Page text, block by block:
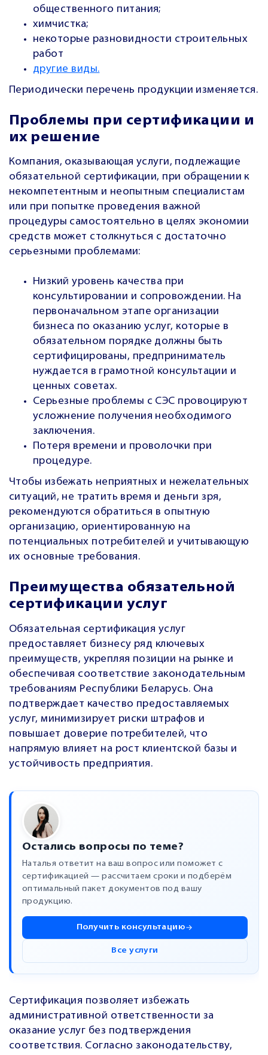
общественного питания;
химчистка;
некоторые разновидности строительных
работ
другие виды.
Периодически перечень продукции изменяется.
Проблемы при сертификации и
их решение
Компания, оказывающая услуги, подлежащие
обязательной сертификации, при обращении к
некомпетентным и неопытным специалистам
или при попытке проведения важной
процедуры самостоятельно в целях экономии
средств может столкнуться с достаточно
серьезными проблемами:
Низкий уровень качества при
консультировании и сопровождении. На
первоначальном этапе организации
бизнеса по оказанию услуг, которые в
обязательном порядке должны быть
сертифицированы, предприниматель
нуждается в грамотной консультации и
ценных советах.
Серьезные проблемы с СЭС провоцируют
усложнение получения необходимого
заключения.
Потеря времени и проволочки при
процедуре.
Чтобы избежать неприятных и нежелательных
ситуаций, не тратить время и деньги зря,
рекомендуются обратиться в опытную
организацию, ориентированную на
потенциальных потребителей и учитывающую
их основные требования.
Преимущества обязательной
сертификации услуг
Обязательная сертификация услуг
предоставляет бизнесу ряд ключевых
преимуществ, укрепляя позиции на рынке и
обеспечивая соответствие законодательным
требованиям Республики Беларусь. Она
подтверждает качество предоставляемых
услуг, минимизирует риски штрафов и
повышает доверие потребителей, что
напрямую влияет на рост клиентской базы и
устойчивость предприятия.
Остались вопросы по теме?
Наталья ответит на ваш вопрос или поможет с
сертификацией — рассчитаем сроки и подберём
оптимальный пакет документов под вашу
продукцию.
Получить консультацию
Все услуги
Сертификация позволяет избежать
административной ответственности за
оказание услуг без подтверждения
соответствия. Согласно законодательству,